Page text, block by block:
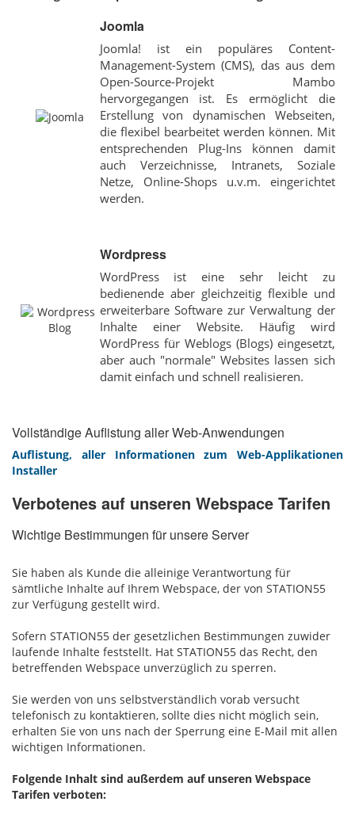
Joomla
Joomla! ist ein populäres Content-
Management-System (CMS), das aus dem
Open-Source-Projekt Mambo
hervorgegangen ist. Es ermöglicht die
Erstellung von dynamischen Webseiten,
die flexibel bearbeitet werden können. Mit
entsprechenden Plug-Ins können damit
auch Verzeichnisse, Intranets, Soziale
Netze, Online-Shops u.v.m. eingerichtet
werden.
Wordpress
WordPress ist eine sehr leicht zu
bedienende aber gleichzeitig flexible und
erweiterbare Software zur Verwaltung der
Inhalte einer Website. Häufig wird
WordPress für Weblogs (Blogs) eingesetzt,
aber auch "normale" Websites lassen sich
damit einfach und schnell realisieren.
Vollständige Auflistung aller Web-Anwendungen
Auflistung, aller Informationen zum Web-Applikationen
Installer
Verbotenes auf unseren Webspace Tarifen
Wichtige Bestimmungen für unsere Server
Sie haben als Kunde die alleinige Verantwortung für
sämtliche Inhalte auf Ihrem Webspace, der von STATION55
zur Verfügung gestellt wird.
Sofern STATION55 der gesetzlichen Bestimmungen zuwider
laufende Inhalte feststellt. Hat STATION55 das Recht, den
betreffenden Webspace unverzüglich zu sperren.
Sie werden von uns selbstverständlich vorab versucht
telefonisch zu kontaktieren, sollte dies nicht möglich sein,
erhalten Sie von uns nach der Sperrung eine E-Mail mit allen
wichtigen Informationen.
Folgende Inhalt sind außerdem auf unseren Webspace
Tarifen verboten: